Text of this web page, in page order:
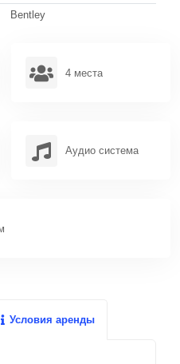
Bentley
4 места
Аудио система
Условия аренды